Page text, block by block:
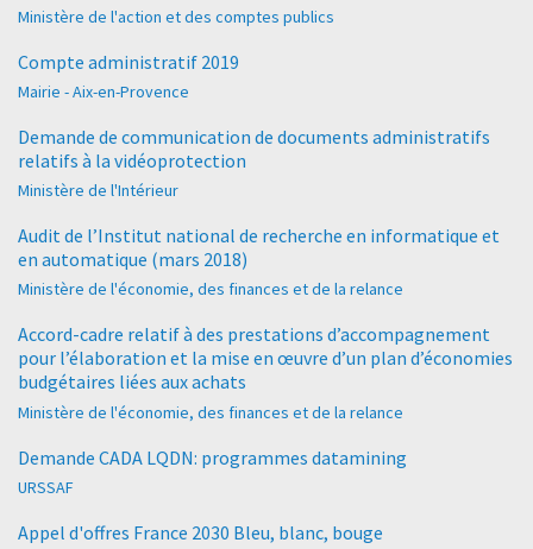
Ministère de l'action et des comptes publics
Compte administratif 2019
Mairie - Aix-en-Provence
Demande de communication de documents administratifs
relatifs à la vidéoprotection
Ministère de l'Intérieur
Audit de l’Institut national de recherche en informatique et
en automatique (mars 2018)
Ministère de l'économie, des finances et de la relance
Accord-cadre relatif à des prestations d’accompagnement
pour l’élaboration et la mise en œuvre d’un plan d’économies
budgétaires liées aux achats
Ministère de l'économie, des finances et de la relance
Demande CADA LQDN: programmes datamining
URSSAF
Appel d'offres France 2030 Bleu, blanc, bouge